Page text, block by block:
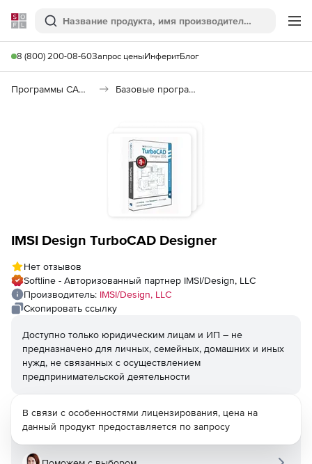
Softline
Поиск
8 (800) 200-08-60Запрос ценыИнферитБлог
Программы САПР и ГИС Базовые программы
IMSI Design TurboCAD Designer
Нет отзывов
Softline - Авторизованный партнер IMSI/Design, LLC
Производитель: IMSI/Design, LLC
Скопировать ссылку
Доступно только юридическим лицам и ИП – не
предназначено для личных, семейных, домашних и иных
нужд, не связанных с осуществлением
предпринимательской деятельности
В связи с особенностями лицензирования, цена на
данный продукт предоставляется по запросу